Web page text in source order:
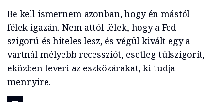
Be kell ismernem azonban, hogy én mástól
félek igazán. Nem attól félek, hogy a Fed
szigorú és hiteles lesz, és végül kivált egy a
vártnál mélyebb recessziót, esetleg túlszigorít,
eközben leveri az eszközárakat, ki tudja
mennyire.